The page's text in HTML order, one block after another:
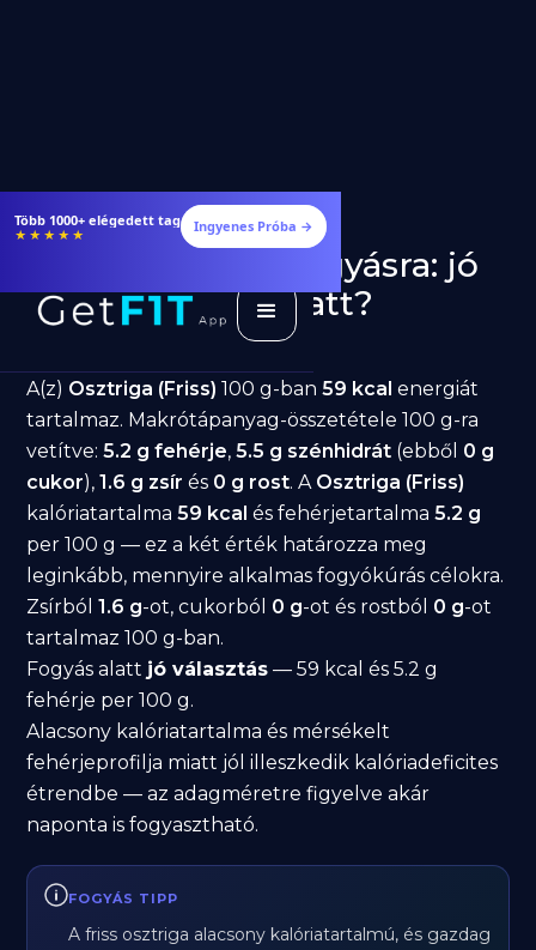
Több 1000+ elégedett tag
★★★★★ Ingyenes Próba →
Osztriga (Friss) fogyásra: jó
választás diéta alatt?
A(z) Osztriga (Friss) 100 g-ban59 kcal energiát
tartalmaz. Makrótápanyag-összetétele 100 g-ra
vetítve:5.2 g fehérje,5.5 g szénhidrát (ebből 0 g
cukor),1.6 g zsír és 0 g rost. A Osztriga (Friss)
kalóriatartalma59 kcal és fehérjetartalma5.2 g
per 100 g — ez a két érték határozza meg
leginkább, mennyire alkalmas fogyókúrás célokra.
Zsírból1.6 g-ot, cukorból 0 g-ot és rostból 0 g-ot
tartalmaz 100 g-ban.
Fogyás alatt jó választás — 59 kcal és 5.2 g
fehérje per 100 g.
Alacsony kalóriatartalma és mérsékelt
fehérjeprofilja miatt jól illeszkedik kalóriadeficites
étrendbe — az adagméretre figyelve akár
naponta is fogyasztható.
FOGYÁS TIPP
A friss osztriga alacsony kalóriatartalmú, és gazdag